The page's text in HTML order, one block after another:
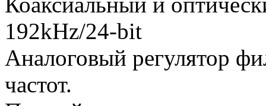
192kHz/24-bit
Аналоговый регулятор
частот.